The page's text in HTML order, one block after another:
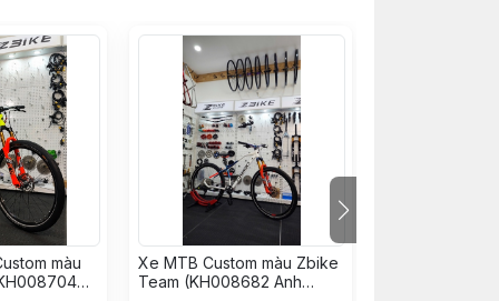
chính hãng
màu
Xe MTB Custom màu Zbike
Team (KH008682 Anh